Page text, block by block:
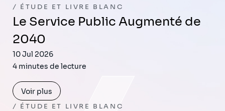
ÉTUDE ET LIVRE BLANC
Le Service Public Augmenté de
2040
10 Jul 2026
4 minutes de lecture
Voir plus
ÉTUDE ET LIVRE BLANC